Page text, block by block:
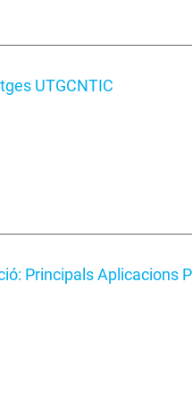
UTGCNTIC
Principals Aplicacions